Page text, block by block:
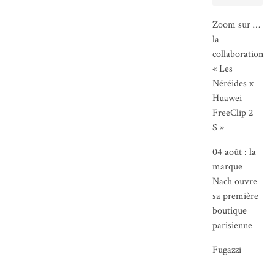
Zoom sur …
la
collaboration
« Les
Néréides x
Huawei
FreeClip 2
S »
04 août : la
marque
Nach ouvre
sa première
boutique
parisienne
Fugazzi